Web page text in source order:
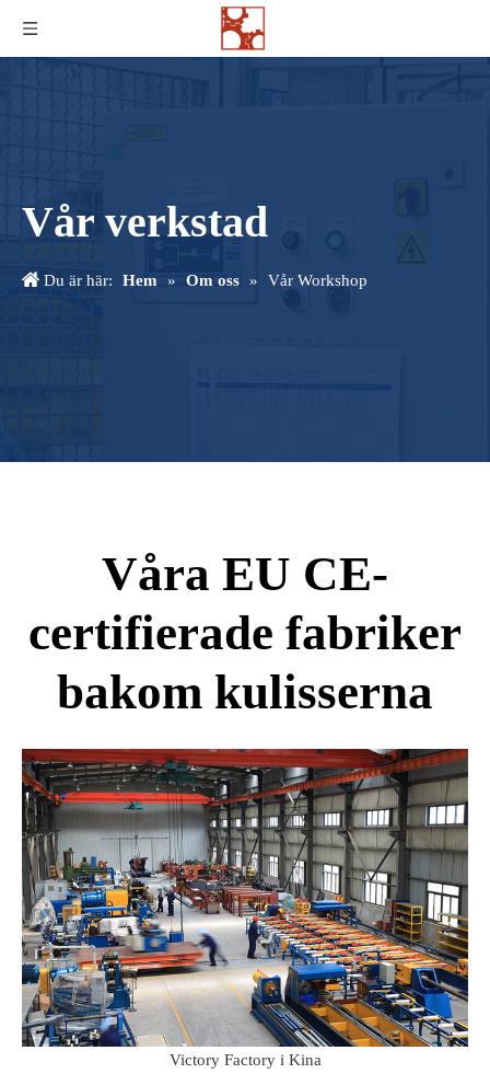
Vår verkstad
Du är här: Hem » Om oss » Vår Workshop
Våra EU CE-
certifierade fabriker
bakom kulisserna
Victory Factory i Kina